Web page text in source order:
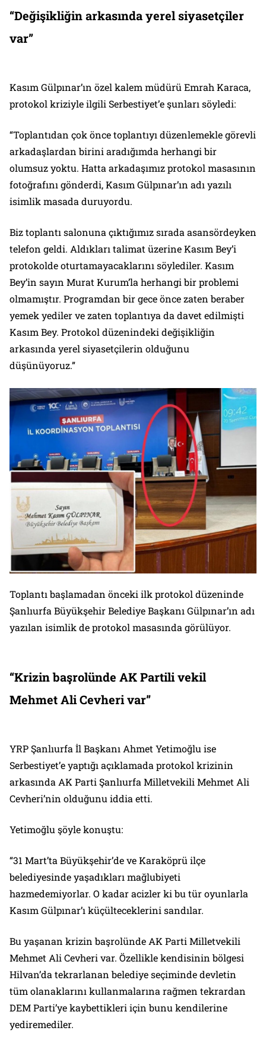
“Değişikliğin arkasında yerel siyasetçiler
var”
Kasım Gülpınar’ın özel kalem müdürü Emrah Karaca,
protokol kriziyle ilgili Serbestiyet’e şunları söyledi:
“Toplantıdan çok önce toplantıyı düzenlemekle görevli
arkadaşlardan birini aradığımda herhangi bir
olumsuz yoktu. Hatta arkadaşımız protokol masasının
fotoğrafını gönderdi, Kasım Gülpınar’ın adı yazılı
isimlik masada duruyordu.
Biz toplantı salonuna çıktığımız sırada asansördeyken
telefon geldi. Aldıkları talimat üzerine Kasım Bey’i
protokolde oturtamayacaklarını söylediler. Kasım
Bey’in sayın Murat Kurum’la herhangi bir problemi
olmamıştır. Programdan bir gece önce zaten beraber
yemek yediler ve zaten toplantıya da davet edilmişti
Kasım Bey. Protokol düzenindeki değişikliğin
arkasında yerel siyasetçilerin olduğunu
düşünüyoruz.”
Toplantı başlamadan önceki ilk protokol düzeninde
Şanlıurfa Büyükşehir Belediye Başkanı Gülpınar’ın adı
yazılan isimlik de protokol masasında görülüyor.
“Krizin başrolünde AK Partili vekil
Mehmet Ali Cevheri var”
YRP Şanlıurfa İl Başkanı Ahmet Yetimoğlu ise
Serbestiyet’e yaptığı açıklamada protokol krizinin
arkasında AK Parti Şanlıurfa Milletvekili Mehmet Ali
Cevheri’nin olduğunu iddia etti.
Yetimoğlu şöyle konuştu:
“31 Mart’ta Büyükşehir’de ve Karaköprü ilçe
belediyesinde yaşadıkları mağlubiyeti
hazmedemiyorlar. O kadar acizler ki bu tür oyunlarla
Kasım Gülpınar’ı küçülteceklerini sandılar.
Bu yaşanan krizin başrolünde AK Parti Milletvekili
Mehmet Ali Cevheri var. Özellikle kendisinin bölgesi
Hilvan’da tekrarlanan belediye seçiminde devletin
tüm olanaklarını kullanmalarına rağmen tekrardan
DEM Parti’ye kaybettikleri için bunu kendilerine
yediremediler.